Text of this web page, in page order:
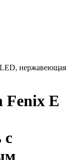
нержавеющая
E
с